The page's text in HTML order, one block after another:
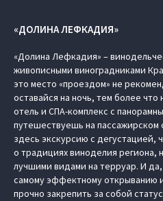
«ДОЛИНА ЛЕФКАДИЯ»
«Долина Лефкадия» –
живописными виноградниками
это место «проездом» не
оставайся на ночь, тем более
отель и СПА-комплекс с
путешествуешь на пассажирском
здесь экскурсию с дегустацией,
о традициях виноделия региона,
лучшими видами на терруар. И
самому эффектному открыванию
прочно закрепить за собой